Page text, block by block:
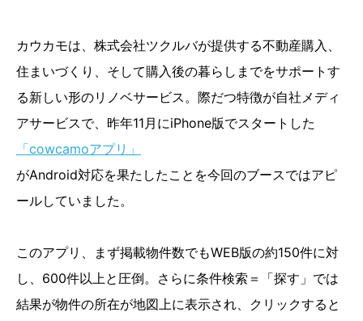
カウカモは、株式会社ツクルバが提供する不動産購入、
住まいづくり、そして購入後の暮らしまでをサポートす
る新しい形のリノベサービス。際だつ特徴が自社メディ
アサービスで、昨年11月にiPhone版でスタートした
「cowcamoアプリ」
がAndroid対応を果たしたことを今回のブースではアピ
ールしていました。
このアプリ、まず掲載物件数でもWEB版の約150件に対
し、600件以上と圧倒。さらに条件検索＝「探す」では
結果が物件の所在が地図上に表示され、クリックすると